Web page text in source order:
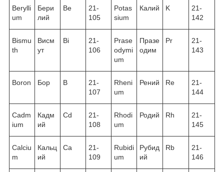
Berylli
um
Бери
лий
Be
21-
105
Potas
sium
Калий K
21-
142
Bismu
th
Висм
ут
Bi
21-
106
Prase
odymi
um
Празе
одим
Pr
21-
143
Boron Бор B
21-
107
Rheni
um
Рений Re
21-
144
Cadm
ium
Кадм
ий
Cd
21-
108
Rhodi
um
Родий Rh
21-
145
Calciu
m
Кальц
ий
Ca
21-
109
Rubidi
um
Рубид
ий
Rb
21-
146